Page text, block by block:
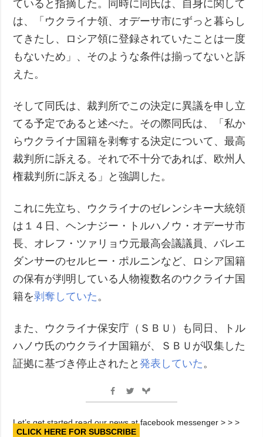
ていると指摘した。同時に同氏は、自身に関して
は、「ウクライナ領、オデーサ市にずっと暮らし
てきたし、ロシア領に登録されていたことは一度
もないため」、そのような条件は揃ってないと訴
えた。
そして同氏は、裁判所でこの決定に異議を申し立
てる予定であると述べた。その際同氏は、「私か
らウクライナ国籍を剥奪する決定について、最高
裁判所に訴える。それで不十分であれば、欧州人
権裁判所に訴える」と強調した。
これに先立ち、ウクライナのゼレンシキー大統領
は１４日、ヘンナジー・トルハノウ・オデーサ市
長、オレフ・ツァリョウ元最高会議議員、バレエ
ダンサーのセルヒー・ポルニンなど、ロシア国籍
の保有が判明している人物複数名のウクライナ国
籍を剥奪していた 。
また、ウクライナ保安庁（ＳＢＵ）も同日、トル
ハノウ氏のウクライナ国籍が、ＳＢＵが収集した
証拠に基づき停止されたと発表していた 。
Let’s get started read our news at facebook messenger > > >
CLICK HERE FOR SUBSCRIBE